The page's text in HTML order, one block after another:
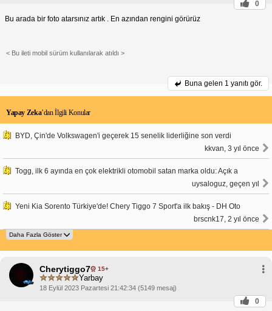
0
Bu arada bir foto atarsınız artık . En azından rengini görürüz
< Bu ileti mobil sürüm kullanılarak atıldı >
Buna gelen 1 yanıtı gör.
Yapay Zeka’dan İlgili Konular
BYD, Çin'de Volkswagen'i geçerek 15 senelik liderliğine son verdi
kkvan, 3 yıl önce
Togg, ilk 6 ayında en çok elektrikli otomobil satan marka oldu: Açık a
uysaloguz, geçen yıl
Yeni Kia Sorento Türkiye'de! Chery Tiggo 7 Sport'a ilk bakış - DH Oto
brscnk17, 2 yıl önce
Cherytiggo7 15+
Yarbay
18 Eylül 2023 Pazartesi 21:42:34 (5149 mesaj)
0